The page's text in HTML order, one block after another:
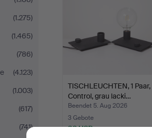
(1.275)
(1.465)
(786)
(4.123)
(1.003)
(617)
(741)
TISCHLEUCHTEN, 1 Paar,
Control, grau lacki…
Beendet 5. Aug 2026
3 Gebote
38 USD